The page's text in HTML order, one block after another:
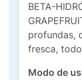
BETA-
profundas,
fresca,
Modo de